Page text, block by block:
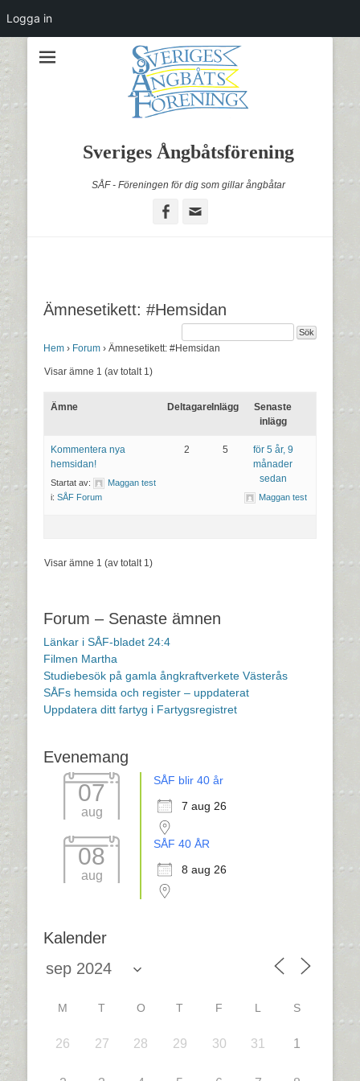
Sveriges Ångbåtsförening
SÅF - Föreningen för dig som gillar ångbåtar
Facebook
Ämnesetikett: #Hemsidan
Hem › Forum › Ämnesetikett: #Hemsidan
Visar ämne 1 (av totalt 1)
Ämne DeltagareInlägg
Senaste
inlägg
Kommentera nya
hemsidan!
Startat av:
Maggan test
i: SÅF Forum
2 5
för 5 år, 9
månader
sedan
Maggan test
Visar ämne 1 (av totalt 1)
Forum – Senaste ämnen
Länkar i SÅF-bladet 24:4
Filmen Martha
Studiebesök på gamla ångkraftverkete Västerås
SÅFs hemsida och register – uppdaterat
Uppdatera ditt fartyg i Fartygsregistret
Evenemang
07
aug
SÅF blir 40 år
7 aug 26
08
aug
SÅF 40 ÅR
8 aug 26
Kalender
M T O T F L S
26 27 28 29 30 31 1
Logga in